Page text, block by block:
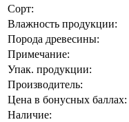
Сорт:
Влажность продукции:
Порода древесины:
Примечание:
Упак. продукции:
Производитель:
Цена в бонусных баллах:
Наличие: